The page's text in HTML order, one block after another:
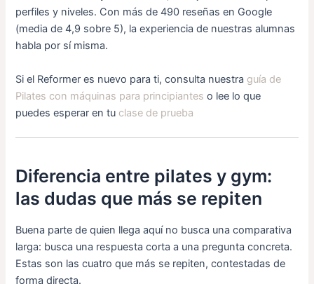
perfiles y niveles. Con más de 490 reseñas en Google
(media de 4,9 sobre 5), la experiencia de nuestras alumnas
habla por sí misma.
Si el Reformer es nuevo para ti, consulta nuestra guía de
Pilates con máquinas para principiantes o lee lo que
puedes esperar en tu clase de prueba
Diferencia entre pilates y gym:
las dudas que más se repiten
Buena parte de quien llega aquí no busca una comparativa
larga: busca una respuesta corta a una pregunta concreta.
Estas son las cuatro que más se repiten, contestadas de
forma directa.